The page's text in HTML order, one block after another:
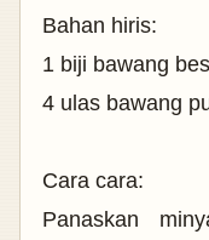
Bahan hiris:
1 biji bawang
4 ulas bawang
Cara cara:
Panaskan